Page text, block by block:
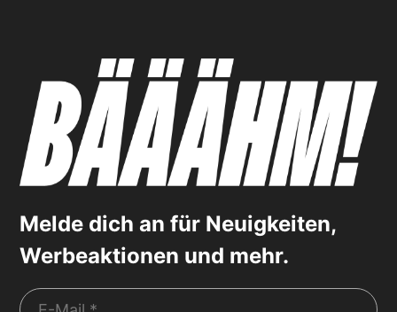
Melde dich an für Neuigkeiten,
Werbeaktionen und mehr.